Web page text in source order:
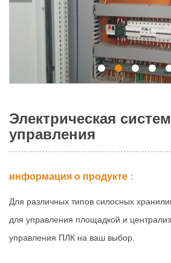
Электрическая
управления
информация о продукте :
Для различных типов силосных
для управления площадкой и
управления ПЛК на ваш выбор.